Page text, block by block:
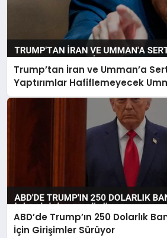
Trump’tan İran ve Umman’a
Yaptırımlar Hafiflemeyecek
ABD’de Trump’ın 250 Dolarlık
İçin Girişimler Sürüyor